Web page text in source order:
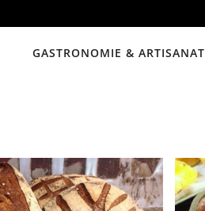
GASTRONOMIE & ARTISANAT